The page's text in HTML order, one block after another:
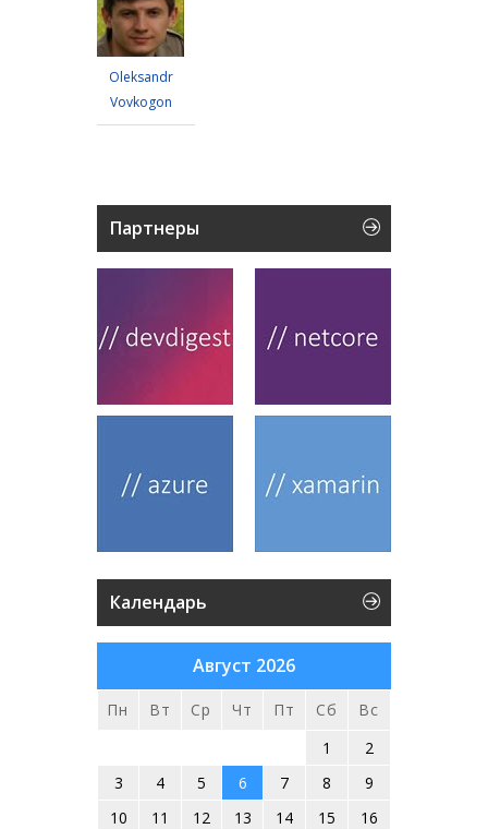
Oleksandr
Vovkogon
Партнеры
Календарь
Август 2026
Пн Вт Ср Чт Пт Сб
Вс
1
2
3
4 5 6 7 8
9
10
11 12 13 14 15
16